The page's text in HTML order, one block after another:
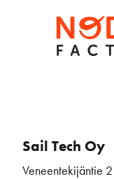
Sail Tech Oy
Veneentekijäntie 2